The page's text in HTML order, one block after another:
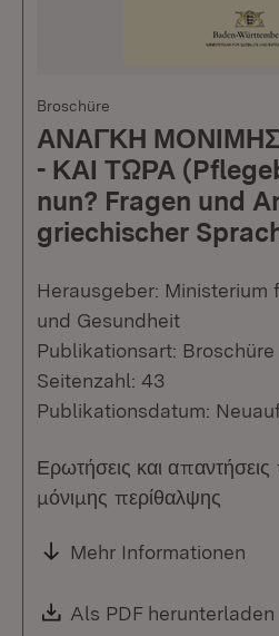
Broschüre
ΑΝΑΓΚΗ
- ΚΑΙ ΤΩΡΑ
nun? Fragen und
griechischer
Herausgeber: Ministerium
und Gesundheit
Publikationsart: Broschüre
Seitenzahl: 43
Publikationsdatum:
Ερωτήσεις και απαντήσεις
μόνιμης περίθαλψης
Mehr Informationen
Download:
Als PDF herunterladen